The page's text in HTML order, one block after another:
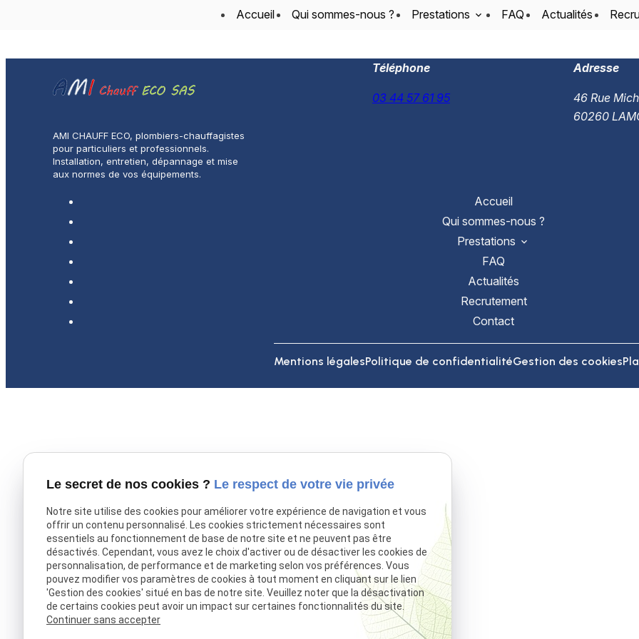
Accueil Qui sommes-nous ? Prestations FAQ Actualités
AMI CHAUFF ECO, plombiers-chauffagistes
pour particuliers et professionnels.
Installation, entretien, dépannage et mise
aux normes de vos équipements.
Téléphone
03 44 57 61 95
Adresse
46 Rue
60260
Accueil
Qui sommes-nous ?
Prestations
FAQ
Actualités
Recrutement
Contact
Mentions légalesPolitique de confidentialitéGestion des cookies
Le secret de nos cookies ? Le respect de votre vie privée
Notre site utilise des cookies pour améliorer votre expérience de navigation et vous
offrir un contenu personnalisé. Les cookies strictement nécessaires sont
essentiels au fonctionnement de base de notre site et ne peuvent pas être
désactivés. Cependant, vous avez le choix d'activer ou de désactiver les cookies de
personnalisation, de performance et de marketing selon vos préférences. Vous
pouvez modifier vos paramètres de cookies à tout moment en cliquant sur le lien
'Gestion des cookies' situé en bas de notre site. Veuillez noter que la désactivation
de certains cookies peut avoir un impact sur certaines fonctionnalités du site.
Continuer sans accepter